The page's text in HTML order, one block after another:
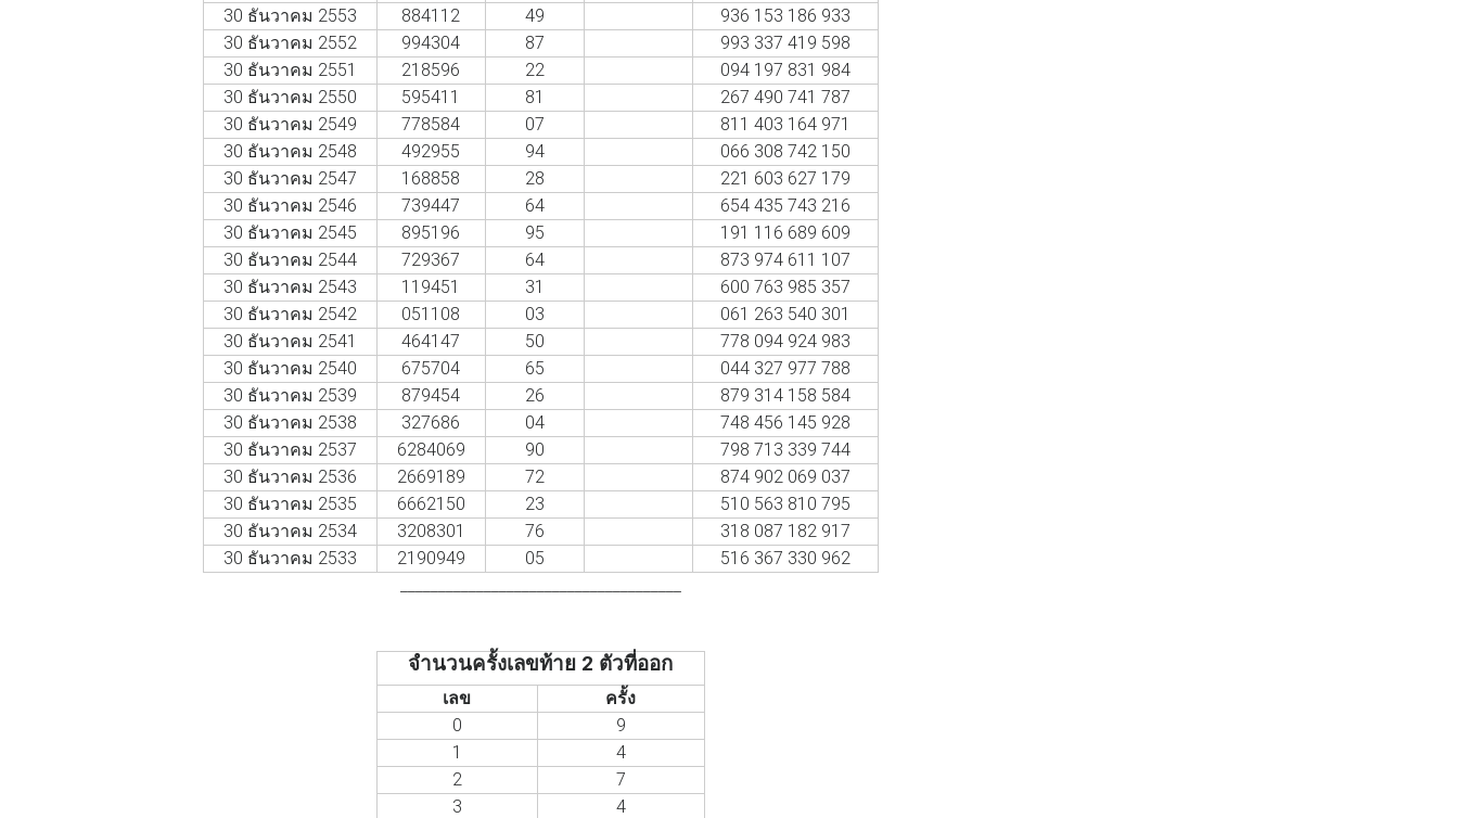
30 ธันวาคม 2553
884112 49
936 153 186 933
30 ธันวาคม 2552
994304 87
993 337 419 598
30 ธันวาคม 2551
218596 22
094 197 831 984
30 ธันวาคม 2550
595411 81
267 490 741 787
30 ธันวาคม 2549
778584 07
811 403 164 971
30 ธันวาคม 2548
492955 94
066 308 742 150
30 ธันวาคม 2547
168858 28
221 603 627 179
30 ธันวาคม 2546
739447 64
654 435 743 216
30 ธันวาคม 2545
895196 95
191 116 689 609
30 ธันวาคม 2544
729367 64
873 974 611 107
30 ธันวาคม 2543
119451 31
600 763 985 357
30 ธันวาคม 2542
051108 03
061 263 540 301
30 ธันวาคม 2541
464147 50
778 094 924 983
30 ธันวาคม 2540
675704 65
044 327 977 788
30 ธันวาคม 2539
879454 26
879 314 158 584
30 ธันวาคม 2538
327686 04
748 456 145 928
30 ธันวาคม 2537
6284069 90
798 713 339 744
30 ธันวาคม 2536
2669189 72
874 902 069 037
30 ธันวาคม 2535
6662150 23
510 563 810 795
30 ธันวาคม 2534
3208301 76
318 087 182 917
30 ธันวาคม 2533
2190949 05
516 367 330 962
จำนวนครั้งเลขท้าย 2 ตัวที่ออก
เลข
ครั้ง
0
9
1
4
2
7
3
4